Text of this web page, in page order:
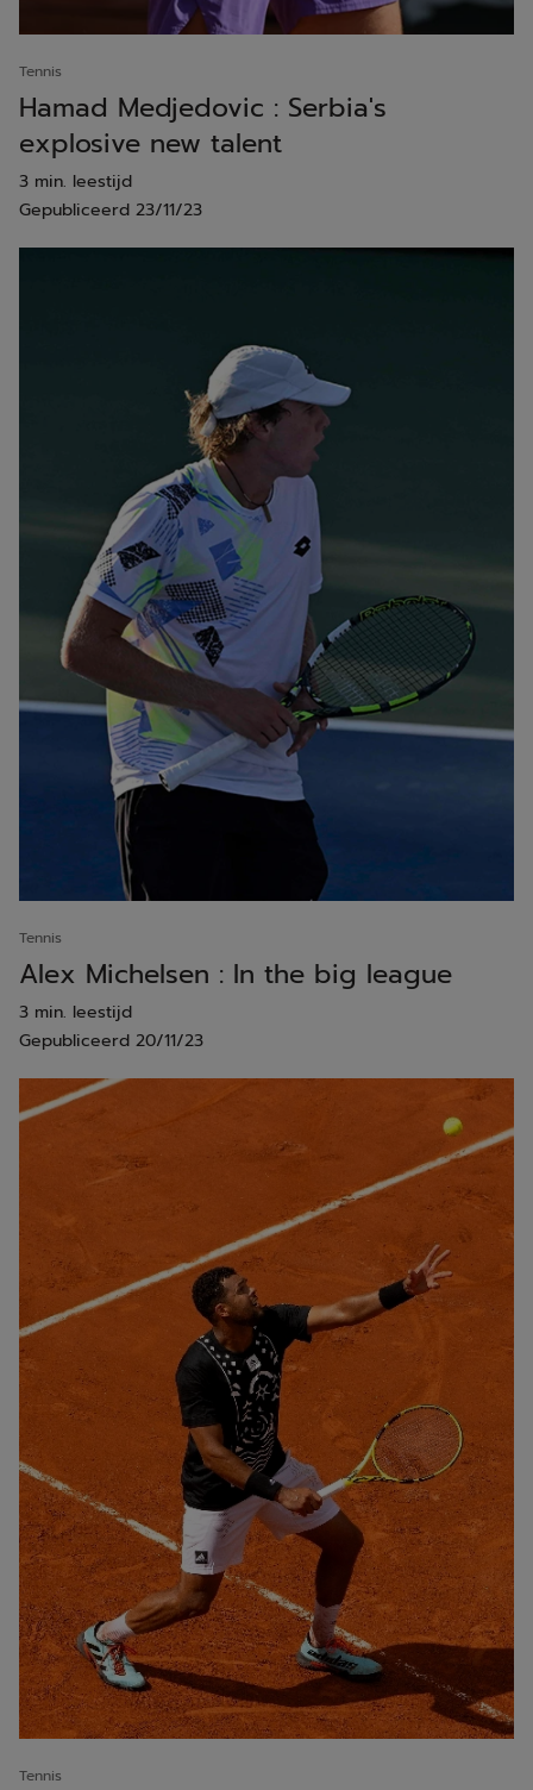
Tennis
Hamad Medjedovic : Serbia's
explosive new talent
3 min. leestijd
Gepubliceerd 23/11/23
Tennis
Alex Michelsen : In the big league
3 min. leestijd
Gepubliceerd 20/11/23
Tennis